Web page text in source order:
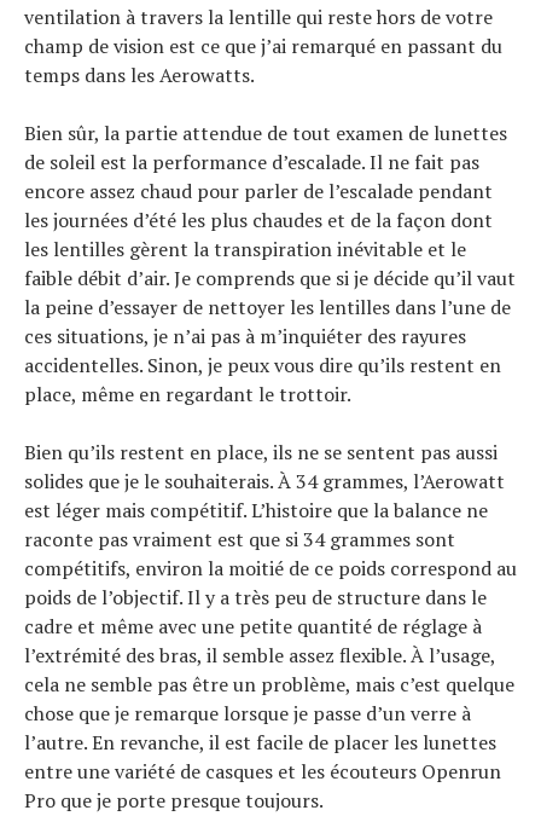
ventilation à travers la lentille qui reste hors de votre
champ de vision est ce que j’ai remarqué en passant du
temps dans les Aerowatts.
Bien sûr, la partie attendue de tout examen de lunettes
de soleil est la performance d’escalade. Il ne fait pas
encore assez chaud pour parler de l’escalade pendant
les journées d’été les plus chaudes et de la façon dont
les lentilles gèrent la transpiration inévitable et le
faible débit d’air. Je comprends que si je décide qu’il vaut
la peine d’essayer de nettoyer les lentilles dans l’une de
ces situations, je n’ai pas à m’inquiéter des rayures
accidentelles. Sinon, je peux vous dire qu’ils restent en
place, même en regardant le trottoir.
Bien qu’ils restent en place, ils ne se sentent pas aussi
solides que je le souhaiterais. À 34 grammes, l’Aerowatt
est léger mais compétitif. L’histoire que la balance ne
raconte pas vraiment est que si 34 grammes sont
compétitifs, environ la moitié de ce poids correspond au
poids de l’objectif. Il y a très peu de structure dans le
cadre et même avec une petite quantité de réglage à
l’extrémité des bras, il semble assez flexible. À l’usage,
cela ne semble pas être un problème, mais c’est quelque
chose que je remarque lorsque je passe d’un verre à
l’autre. En revanche, il est facile de placer les lunettes
entre une variété de casques et les écouteurs Openrun
Pro que je porte presque toujours.